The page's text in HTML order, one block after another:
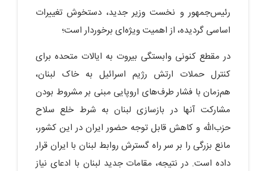
رئیس‌جمهور و نخست وزیر جدید، دستخوش تغییرات
اساسی گردیده، از اهمیت ویژه‌ای برخوردار است؛
در مقطع کنونی وابستگی بیروت به ایالات متحده برای
کنترل حملات ارتش رژیم اسرائیل به خاک لبنان،
هم‌زمان با فشار طرف‌های اروپایی مبنی بر مشروط بودن
مشارکت آنها در بازسازی لبنان به شرط خلع سلاح
حزب‌الله و کاهش قابل توجه حضور ایران در این کشور،
مانع بزرگی را بر سر راه گسترش روابط لبنان با ایران قرار
داده است. در نتیجه، مقامات جدید لبنان با ادعای نیاز